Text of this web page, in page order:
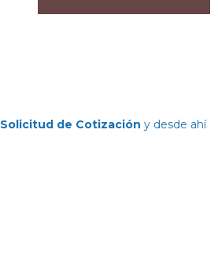
Solicitud de Cotización y desde ahí